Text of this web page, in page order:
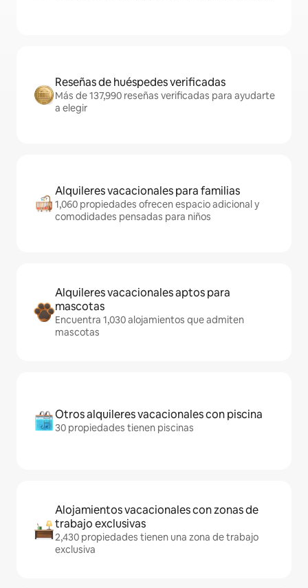
Reseñas de huéspedes verificadas
Más de 137,990 reseñas verificadas para ayudarte
a elegir
Alquileres vacacionales para familias
1,060 propiedades ofrecen espacio adicional y
comodidades pensadas para niños
Alquileres vacacionales aptos para
mascotas
Encuentra 1,030 alojamientos que admiten
mascotas
Otros alquileres vacacionales con piscina
30 propiedades tienen piscinas
Alojamientos vacacionales con zonas de
trabajo exclusivas
2,430 propiedades tienen una zona de trabajo
exclusiva